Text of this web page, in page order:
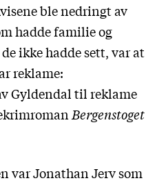
ble nedringt av
hadde familie og
ikke hadde sett, var at
reklame:
Gyldendal til reklame
Bergenstoget
var Jonathan Jerv som